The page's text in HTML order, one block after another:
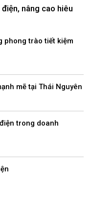
nâng cao hiêu
phong trào tiết kiệm
mẽ tại Thái Nguyên
trong doanh